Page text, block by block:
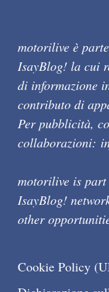
motorilive è
IsayBlog! la cui
di informazione
contributo di
Per pubblicità,
collaborazioni:
motorilive is part
IsayBlog!
other
Cookie Policy